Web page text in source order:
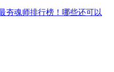
夯魂师排行榜！哪些还可以